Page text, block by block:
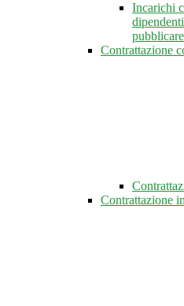
Incarichi
Contrattazione
Contrattazione